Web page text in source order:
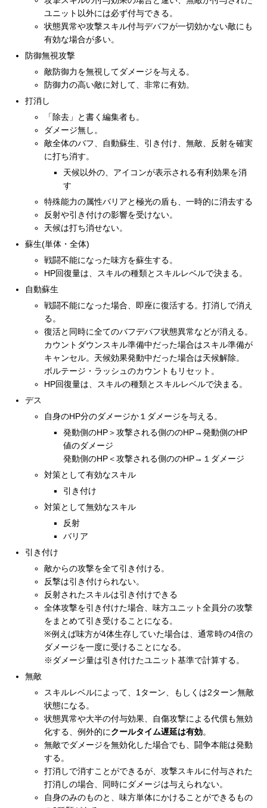
ユニット以外には必ず付与できる。
状態異常や攻撃スキル付与デバフが一切効かない敵にも
有効な場合が多い。
防御無視攻撃
敵防御力を無視してダメージを与える。
防御力の高い敵に対して、非常に有効。
打消し
「除去」と書く編集者も。
ダメージ無し。
敵全体のバフ、自動蘇生、引き付け、無敵、反射を確実
に打ち消す。
天候以外の、アイコンが表示される有利効果を消
す
特殊能力の属性バリアと極光の盾も、一時的に消去する
反射や引き付けの影響を受けない。
天候は打ち消せない。
蘇生(単体・全体)
戦闘不能になった味方を蘇生する。
HP回復量は、スキルの種類とスキルレベルで決まる。
自動蘇生
戦闘不能になった場合、即座に復活する。打消しで消え
る。
復活と同時に全てのバフデバフ状態異常などが消える。
カウントダウンスキル準備中だった場合はスキル準備が
キャンセル。天候効果発動中だった場合は天候解除。
ボルテージ・ラッシュのカウントもリセット。
HP回復量は、スキルの種類とスキルレベルで決まる。
デス
自身のHP分のダメージか１ダメージを与える。
発動側のHP＞攻撃される側ののHP→発動側のHP
値のダメージ
発動側のHP＜攻撃される側ののHP→１ダメージ
対策として有効なスキル
引き付け
対策として無効なスキル
反射
バリア
引き付け
敵からの攻撃を全て引き付ける。
反撃は引き付けられない。
反射されたスキルは引き付けできる
全体攻撃を引き付けた場合、味方ユニット全員分の攻撃
をまとめて引き受けることになる。
※例えば味方が4体生存していた場合は、通常時の4倍の
ダメージを一度に受けることになる。
※ダメージ量は引き付けたユニット基準で計算する。
無敵
スキルレベルによって、1ターン、もしくは2ターン無敵
状態になる。
状態異常や大半の付与効果、自傷攻撃による代償も無効
化する、例外的にクールタイム遅延は有効。
無敵でダメージを無効化した場合でも、闘争本能は発動
する。
打消しで消すことができるが、攻撃スキルに付与された
打消しの場合、同時にダメージは与えられない。
自身のみのものと、味方単体にかけることができるもの